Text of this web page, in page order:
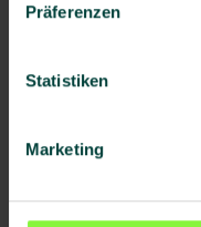
Präferenzen
Statistiken
Marketing